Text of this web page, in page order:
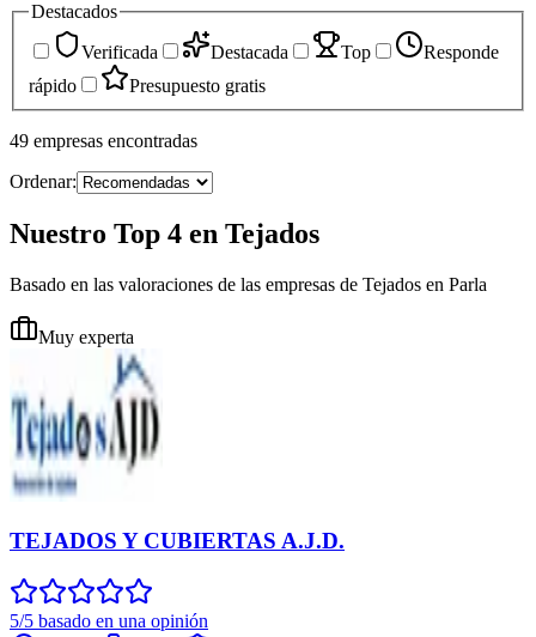
Destacados
Verificada
Destacada Top
Responde
rápido
Presupuesto gratis
49 empresas encontradas
Ordenar:
Nuestro Top 4 en Tejados
Basado en las valoraciones de las empresas de Tejados en Parla
Muy experta
TEJADOS Y CUBIERTAS A.J.D.
5/5 basado en una opinión